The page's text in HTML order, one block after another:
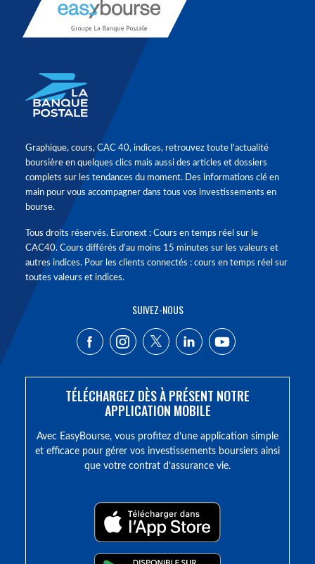
Graphique, cours, CAC 40, indices, retrouvez toute l'actualité
boursière en quelques clics mais aussi des articles et dossiers
complets sur les tendances du moment. Des informations clé en
main pour vous accompagner dans tous vos investissements en
bourse.
Tous droits réservés. Euronext : Cours en temps réel sur le
CAC40. Cours différés d'au moins 15 minutes sur les valeurs et
autres indices. Pour les clients connectés : cours en temps réel sur
toutes valeurs et indices.
SUIVEZ-NOUS
TÉLÉCHARGEZ DÈS À PRÉSENT NOTRE
APPLICATION MOBILE
Avec EasyBourse, vous profitez d’une application simple
et efficace pour gérer vos investissements boursiers ainsi
que votre contrat d’assurance vie.